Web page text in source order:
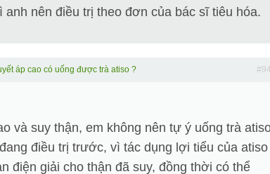
nên điều trị theo đơn của bác sĩ tiêu hóa.
áp cao có uống được trà atiso ?
và suy thận, em không nên tự ý uống trà
điều trị trước, vì tác dụng lợi tiểu của
điện giải cho thận đã suy, đồng thời có thể